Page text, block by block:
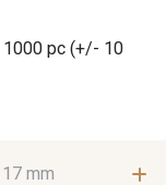
17 mm